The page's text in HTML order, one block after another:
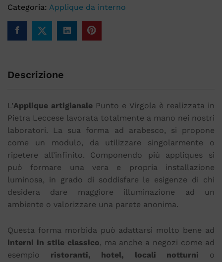
Categoria: Applique da interno
Descrizione
L’Applique artigianale Punto e Virgola è realizzata in
Pietra Leccese lavorata totalmente a mano nei nostri
laboratori. La sua forma ad arabesco, si propone
come un modulo, da utilizzare singolarmente o
ripetere all’infinito. Componendo più appliques si
può formare una vera e propria installazione
luminosa, in grado di soddisfare le esigenze di chi
desidera dare maggiore illuminazione ad un
ambiente o valorizzare una parete anonima.
Questa forma morbida può adattarsi molto bene ad
interni in stile classico, ma anche a negozi come ad
esempio ristoranti, hotel, locali notturni o